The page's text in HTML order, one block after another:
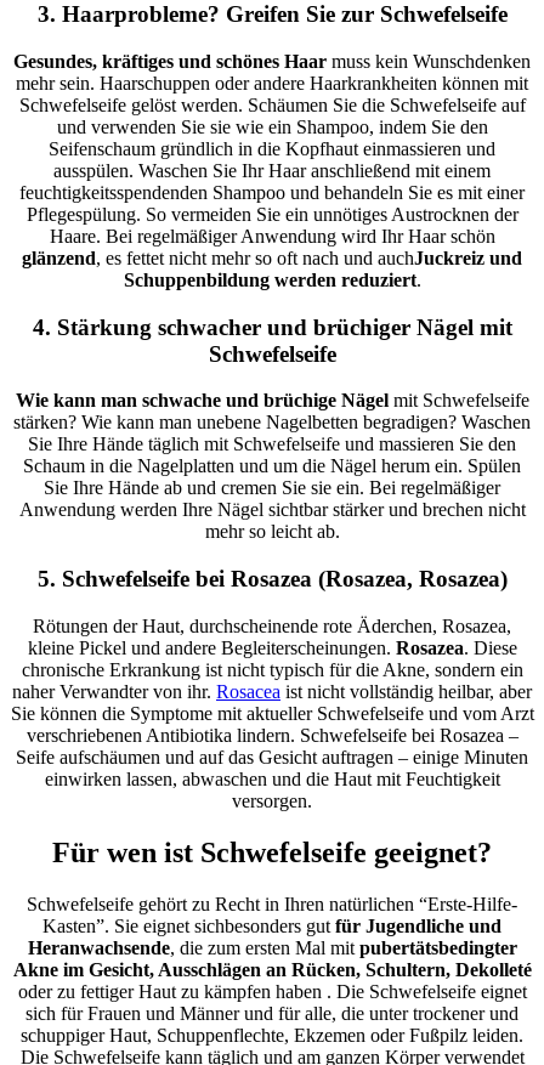
3. Haarprobleme? Greifen Sie zur Schwefelseife
Gesundes, kräftiges und schönes Haar muss kein Wunschdenken
mehr sein. Haarschuppen oder andere Haarkrankheiten können mit
Schwefelseife gelöst werden. Schäumen Sie die Schwefelseife auf
und verwenden Sie sie wie ein Shampoo, indem Sie den
Seifenschaum gründlich in die Kopfhaut einmassieren und
ausspülen. Waschen Sie Ihr Haar anschließend mit einem
feuchtigkeitsspendenden Shampoo und behandeln Sie es mit einer
Pflegespülung. So vermeiden Sie ein unnötiges Austrocknen der
Haare. Bei regelmäßiger Anwendung wird Ihr Haar schön
glänzend, es fettet nicht mehr so oft nach und auchJuckreiz und
Schuppenbildung werden reduziert.
4. Stärkung schwacher und brüchiger Nägel mit
Schwefelseife
Wie kann man schwache und brüchige Nägelmit Schwefelseife
stärken? Wie kann man unebene Nagelbetten begradigen? Waschen
Sie Ihre Hände täglich mit Schwefelseife und massieren Sie den
Schaum in die Nagelplatten und um die Nägel herum ein. Spülen
Sie Ihre Hände ab und cremen Sie sie ein. Bei regelmäßiger
Anwendung werden Ihre Nägel sichtbar stärker und brechen nicht
mehr so leicht ab.
5. Schwefelseife bei Rosazea (Rosazea, Rosazea)
Rötungen der Haut, durchscheinende rote Äderchen, Rosazea,
kleine Pickel und andere Begleiterscheinungen. Rosazea. Diese
chronische Erkrankung ist nicht typisch für die Akne, sondern ein
naher Verwandter von ihr. Rosacea ist nicht vollständig heilbar, aber
Sie können die Symptome mit aktueller Schwefelseife und vom Arzt
verschriebenen Antibiotika lindern. Schwefelseife bei Rosazea –
Seife aufschäumen und auf das Gesicht auftragen – einige Minuten
einwirken lassen, abwaschen und die Haut mit Feuchtigkeit
versorgen.
Für wen ist Schwefelseife geeignet?
Schwefelseife gehört zu Recht in Ihren natürlichen “Erste-Hilfe-
Kasten”. Sie eignet sichbesonders gut für Jugendliche und
Heranwachsende, die zumersten Mal mit pubertätsbedingter
Akne im Gesicht, Ausschlägen an Rücken, Schultern, Dekolleté
oder zu fettiger Haut zu kämpfen haben . Die Schwefelseife eignet
sich für Frauen und Männer und für alle, die unter trockener und
schuppiger Haut, Schuppenflechte, Ekzemen oder Fußpilz leiden.
Die Schwefelseife kann täglich und am ganzen Körper verwendet